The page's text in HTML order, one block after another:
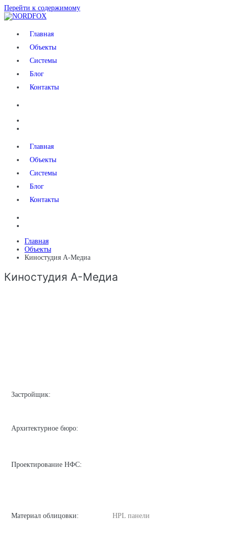
Перейти к содержимому
NORDFOXГлавная
Объекты
Системы
Блог
Контакты
Главная
Объекты
Системы
Блог
Контакты
Главная
Объекты
Киностудия А-Медиа
Киностудия А-Медиа
Застройщик:
Архитектурное бюро:
Проектирование НФС:
Материал облицовки: HPL панели